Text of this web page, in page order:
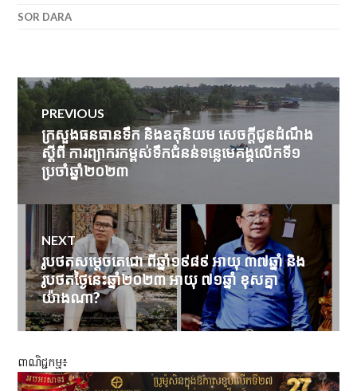
SOR DARA
Post
navigation
PREVIOUS
Previous
post:
ក្រសួង​ធនធាន​ទឹក​ និង​ឧតុនិយម​ សេចក្តីជូនដំណឹង
ស្តីពី ការព្យាករកម្ពស់ទឹកជំនន់ទន្លេមេគង្គលើកទី១
ប្រចាំឆ្នាំ២០២៣
NEXT
Next
post:
រូបថតសម្តេចតេជោ ពីឆ្នាំ១៩៨៩ អាយុ ៣៧ឆ្នាំ និង
រូបថតថ្ងៃនេះឆ្នាំ២០២៣ អាយុ ៧១ឆ្នាំ ខុសគ្នា
យ៉ាងណា?
ពាណិជ្ជកម្ម៖